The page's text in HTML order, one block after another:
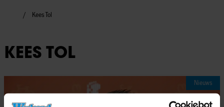
Kees Tol
KEES TOL
Nieuws